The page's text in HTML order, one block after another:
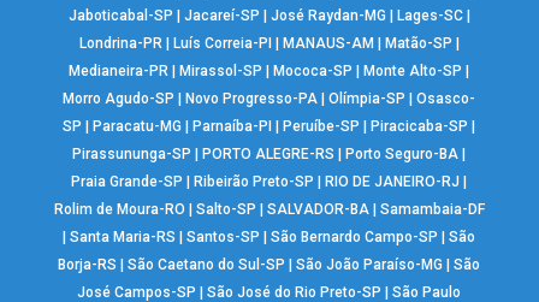
Jaboticabal-SP
Jacareí-SP José Raydan-MG Lages-SC|
Londrina-PR| Luís Correia-PI MANAUS-AM Matão-SP
Medianeira-PR
Mirassol-SP Mococa-SP Monte Alto-SP
Morro Agudo-SP
Novo Progresso-PA |Olímpia-SP |Osasco-
SP
Paracatu-MG Parnaíba-PI Peruíbe-SP Piracicaba-SP
Pirassununga-SP
PORTO ALEGRE-RS Porto Seguro-BA
Praia Grande-SP
Ribeirão Preto-SP RIO DE JANEIRO-RJ
Rolim de Moura-RO
Salto-SP SALVADOR-BA| Samambaia-DF
|Santa Maria-RS |Santos-SP |São Bernardo Campo-SP |São
Borja-RS
|São Caetano do Sul-SP |São João Paraíso-MG |São
José Campos-SP
|São José do Rio Preto-SP |São Paulo